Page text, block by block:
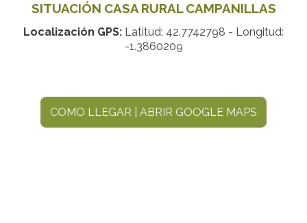
SITUACIÓN CASA RURAL CAMPANILLAS
Localización GPS: Latitud: 42.7742798 - Longitud:
-1.3860209
COMO LLEGAR | ABRIR GOOGLE MAPS